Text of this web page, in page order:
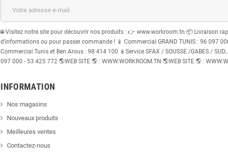
🌐 Visitez notre site pour découvrir nos produits : 👉 www.workroom.tn 📦 Livraison
d’informations ou pour passer commande ! 📱 Commercial GRAND TUNIS : 96 097
Commercial Tunis et Ben Arous : 98 414 100 📱Service SFAX / SOUSSE /GABES /
097 000 - 53 425 772 🌎WEB SITE 🌎 : WWW.WORKROOM.TN 🌎WEB SITE 🌎 :
INFORMATION
Nos magasins
Nouveaux produits
Meilleures ventes
Contactez-nous